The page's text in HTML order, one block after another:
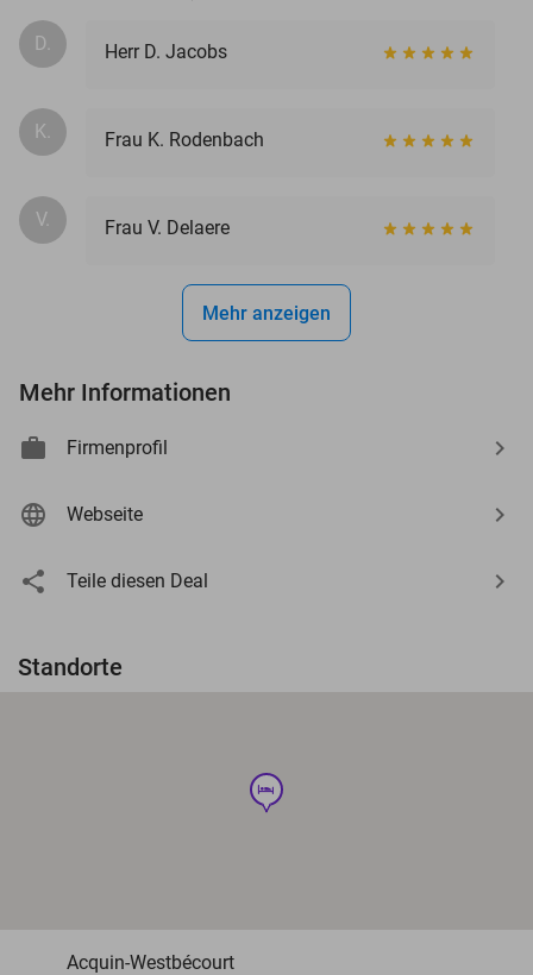
D. Herr D. Jacobs
K. Frau K. Rodenbach
V. Frau V. Delaere
Mehr anzeigen
Mehr Informationen
Firmenprofil
Webseite
Teile diesen Deal
Standorte
hotel
Acquin-Westbécourt